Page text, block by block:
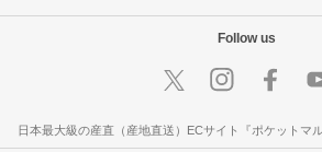
Follow us
日本最大級の産直（産地直送）ECサイト『ポケットマ